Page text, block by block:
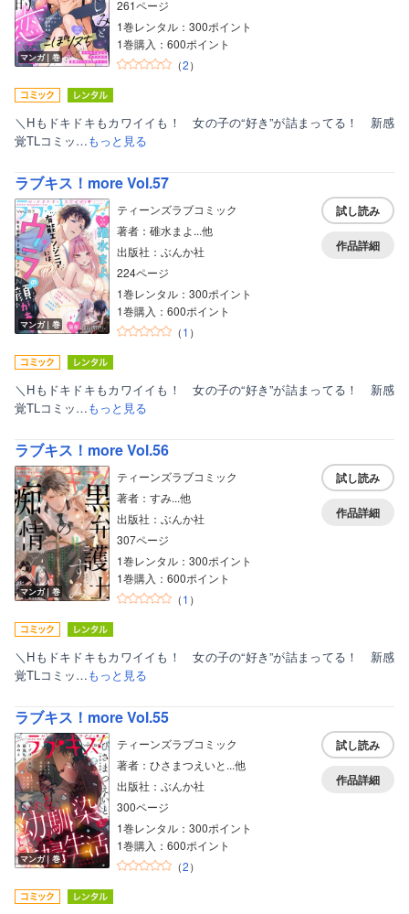
マンガ｜巻
261ページ
1巻レンタル：300ポイント
1巻購入：600ポイント
（2）
＼Hもドキドキもカワイイも！ 女の子の“好き”が詰まってる！ 新感
覚TLコミッ…もっと見る
ラブキス！more Vol.57
マンガ｜巻
ティーンズラブコミック
著者：碓水まよ...他
出版社：ぶんか社
224ページ
1巻レンタル：300ポイント
1巻購入：600ポイント
（1 ）
試し読み
作品詳細
＼Hもドキドキもカワイイも！ 女の子の“好き”が詰まってる！ 新感
覚TLコミッ…もっと見る
ラブキス！more Vol.56
マンガ｜巻
ティーンズラブコミック
著者：すみ...他
出版社：ぶんか社
307ページ
1巻レンタル：300ポイント
1巻購入：600ポイント
（1 ）
試し読み
作品詳細
＼Hもドキドキもカワイイも！ 女の子の“好き”が詰まってる！ 新感
覚TLコミッ…もっと見る
ラブキス！more Vol.55
マンガ｜巻
ティーンズラブコミック
著者：ひさまつえいと...他
出版社：ぶんか社
300ページ
1巻レンタル：300ポイント
1巻購入：600ポイント
（2）
試し読み
作品詳細